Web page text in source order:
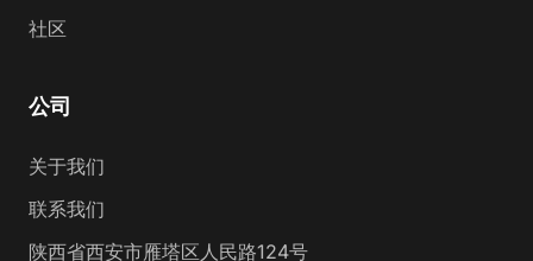
社区
公司
关于我们
联系我们
陕西省西安市雁塔区人民路124号